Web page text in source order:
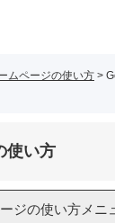
ムページの使い方 >
使い方
ジの使い方メニ